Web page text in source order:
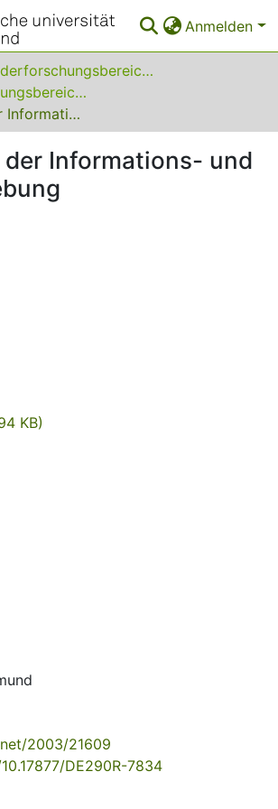
Anmelden
Sonderforschungsbereiche
Sonderforschungsbereich (SFB) 559
Methoden der Informations- und Datenerhebung
Informations- und
KB)
2003/21609
DE290R-7834